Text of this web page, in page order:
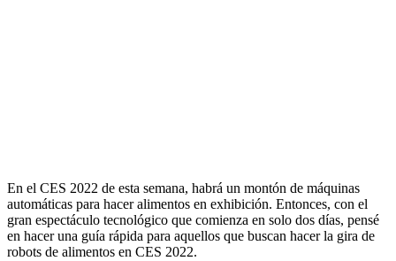
En el CES 2022 de esta semana, habrá un montón de máquinas
automáticas para hacer alimentos en exhibición. Entonces, con el
gran espectáculo tecnológico que comienza en solo dos días, pensé
en hacer una guía rápida para aquellos que buscan hacer la gira de
robots de alimentos en CES 2022.